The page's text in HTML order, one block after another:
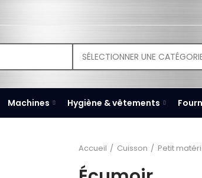
SÉLECTIONNER UNE
Machines Hygiène & vêtements
Accueil Cuisson Petit